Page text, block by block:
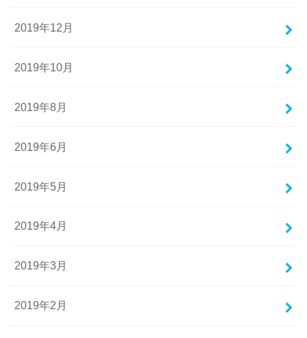
2019年12月
2019年10月
2019年8月
2019年6月
2019年5月
2019年4月
2019年3月
2019年2月